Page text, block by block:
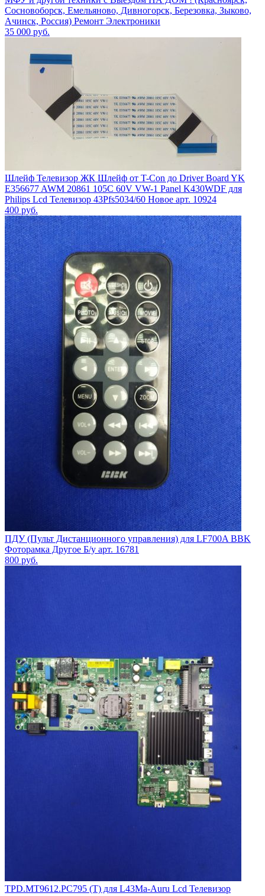
Сосновоборск, Емельяново, Дивногорск, Березовка, Зыково,
Ачинск, Россия) Ремонт Электроники
35 000 руб.
Шлейф Телевизор ЖК Шлейф от T-Con до Driver Board YK
E356677 AWM 20861 105C 60V VW-1 Panel K430WDF для
Philips Lcd Телевизор 43Pfs5034/60 Новое арт. 10924
400 руб.
ПДУ (Пульт Дистанционного управления) для LF700A BBK
Фоторамка Другое Б/у арт. 16781
800 руб.
TPD.MT9612.PC795 (T) для L43Ma-Auru Lcd Телевизор